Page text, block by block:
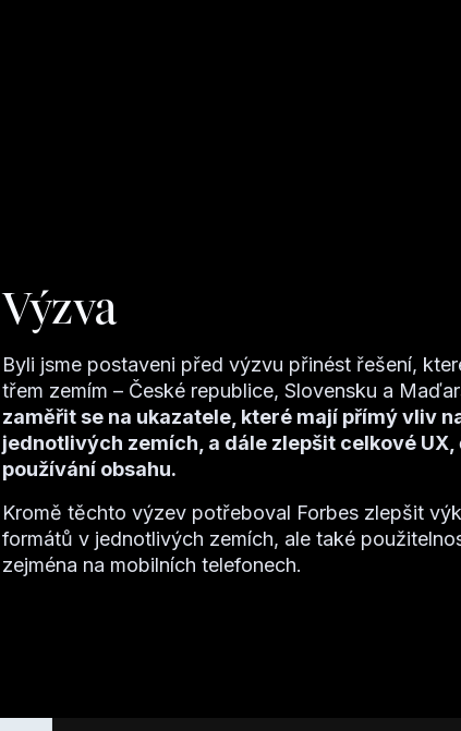
Výzva
Byli jsme postaveni před výzvu přinést řešení,
třem zemím –⁠ České republice, Slovensku a
zaměřit se na ukazatele, které mají přímý vliv
jednotlivých zemích, a dále zlepšit celkové
používání obsahu.
Kromě těchto výzev potřeboval Forbes zlepšit
formátů v jednotlivých zemích, ale také
zejména na mobilních telefonech.